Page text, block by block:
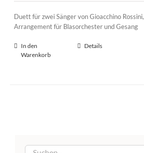
Duett für zwei Sänger von Gioacchino Rossini,
Arrangement für Blasorchester und Gesang
In den
Warenkorb
Details